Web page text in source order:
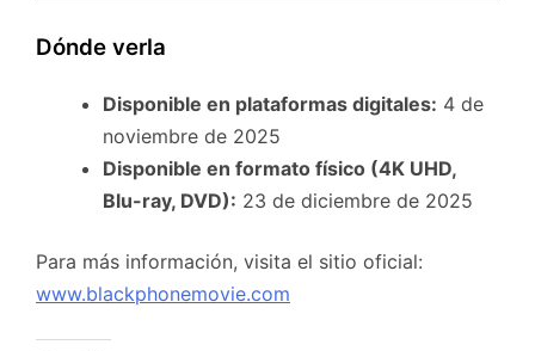
Dónde verla
Disponible en plataformas digitales: 4 de
noviembre de 2025
Disponible en formato físico (4K UHD,
Blu-ray, DVD): 23 de diciembre de 2025
Para más información, visita el sitio oficial:
www.blackphonemovie.com